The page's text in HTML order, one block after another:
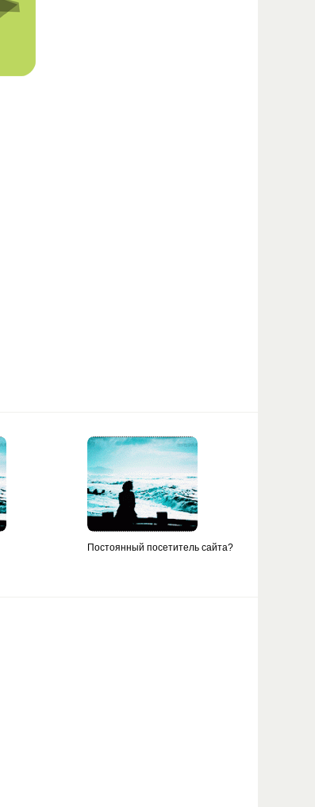
Постоянный посетитель сайта?